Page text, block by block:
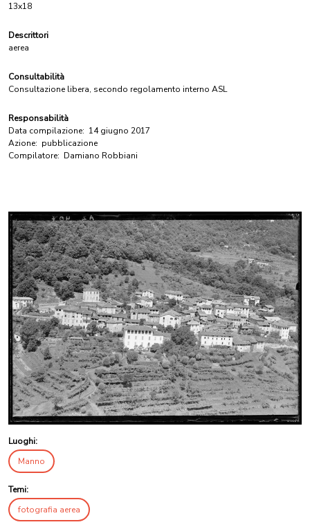
13x18
Descrittori
aerea
Consultabilità
Consultazione libera, secondo regolamento interno ASL
Responsabilità
Data compilazione: 14 giugno 2017
Azione: pubblicazione
Compilatore: Damiano Robbiani
Luoghi:
Manno
Temi:
fotografia aerea